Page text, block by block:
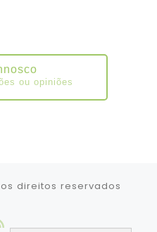
ou opiniões
direitos reservados